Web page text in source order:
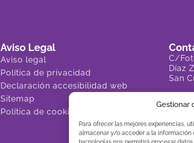
Gestionar
Para ofrecer las mejores experiencias,
almacenar y/o acceder a la información
Aviso Legal
Aviso legal
Política de privacidad
Declaración accesibilidad web
Sitemap
Política de cookies
C/
Díaz
San